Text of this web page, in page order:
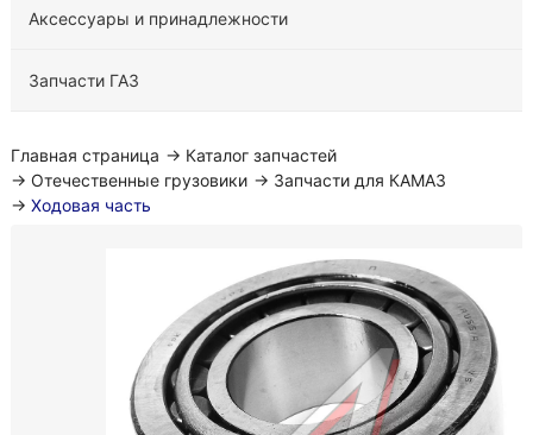
Аксессуары и принадлежности
Запчасти ГАЗ
Главная страница → Каталог запчастей
→ Отечественные грузовики → Запчасти для КАМАЗ
→ Ходовая часть